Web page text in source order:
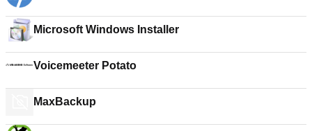
Microsoft Windows Installer
Voicemeeter Potato
MaxBackup